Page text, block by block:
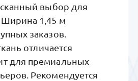
выбор для
1,45 м
заказов.
отличается
для премиальных
Рекомендуется